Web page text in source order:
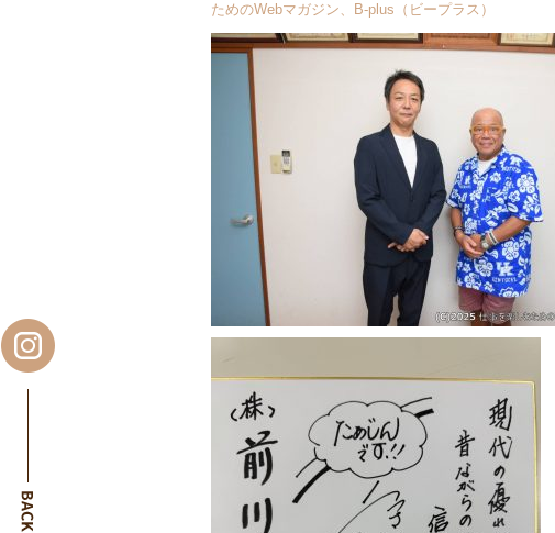
ためのWebマガジン、B-plus（ビープラス）